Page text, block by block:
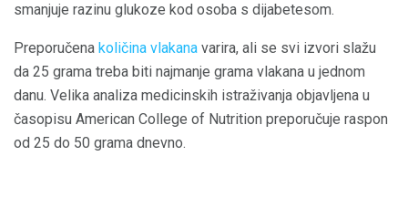
smanjuje razinu glukoze kod osoba s dijabetesom.
Preporučena količina vlakana varira, ali se svi izvori slažu
da 25 grama treba biti najmanje grama vlakana u jednom
danu. Velika analiza medicinskih istraživanja objavljena u
časopisu American College of Nutrition preporučuje raspon
od 25 do 50 grama dnevno.